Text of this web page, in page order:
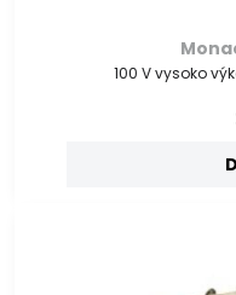
100 V vysoko